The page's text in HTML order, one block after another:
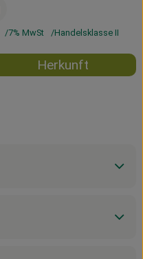
7% MwSt Handelsklasse II
Herkunft